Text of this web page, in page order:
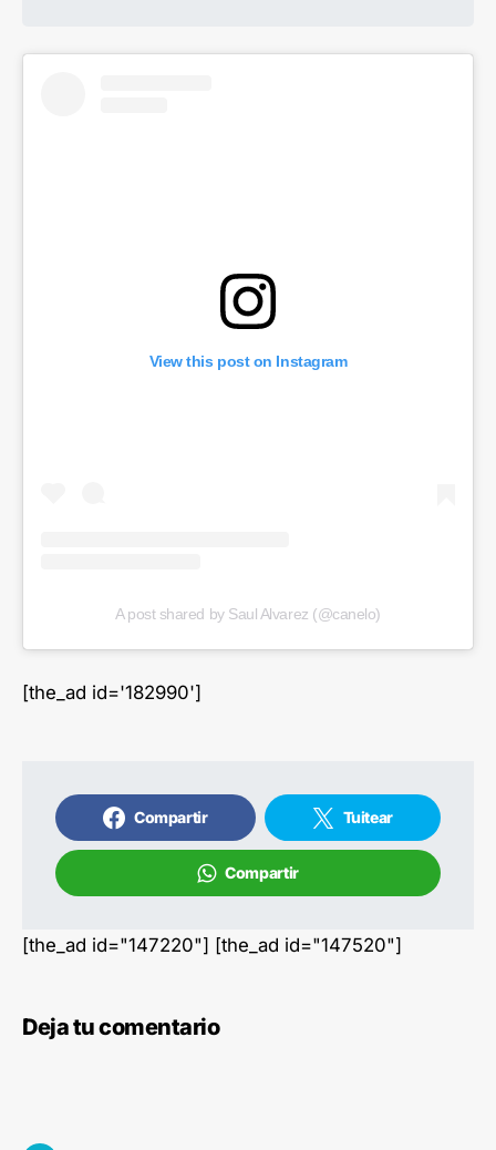
View this post on Instagram
A post shared by Saul Alvarez (@canelo)
[the_ad id='182990']
Compartir Tuitear
Compartir
[the_ad id="147220"] [the_ad id="147520"]
Deja tu comentario